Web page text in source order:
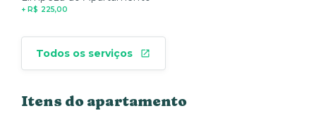
+ R$ 225,00
Todos os serviços
Itens do apartamento